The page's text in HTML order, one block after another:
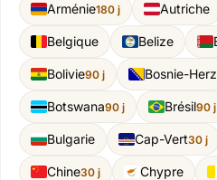
Arménie180 j Autriche
Belgique Belize
Bolivie90 j Bosnie-
Botswana90 j Brésil90 j
Bulgarie Cap-Vert30 j
Chine30 j Chypre